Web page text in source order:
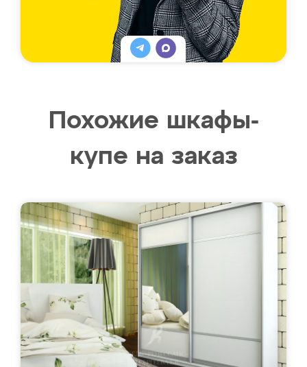
Похожие шкафы-
купе на заказ